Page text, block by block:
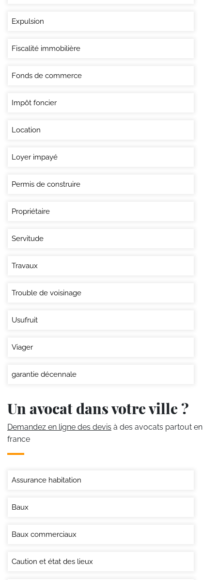
Expulsion
Fiscalité immobilière
Fonds de commerce
Impôt foncier
Location
Loyer impayé
Permis de construire
Propriétaire
Servitude
Travaux
Trouble de voisinage
Usufruit
Viager
garantie décennale
Un avocat dans votre ville ?
Demandez en ligne des devis à des avocats partout en
france
Assurance habitation
Baux
Baux commerciaux
Caution et état des lieux